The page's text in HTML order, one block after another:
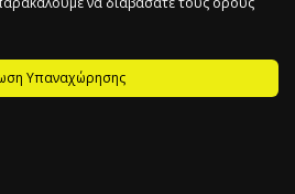
Υπαναχώρησης